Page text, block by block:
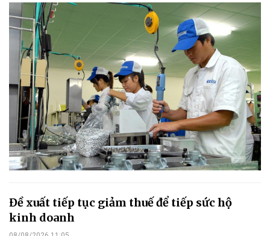
Đề xuất tiếp tục giảm thuế để tiếp sức hộ
kinh doanh